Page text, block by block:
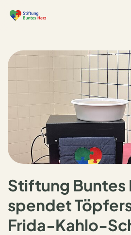
Stiftung Buntes
spendet
Frida-Kahlo-